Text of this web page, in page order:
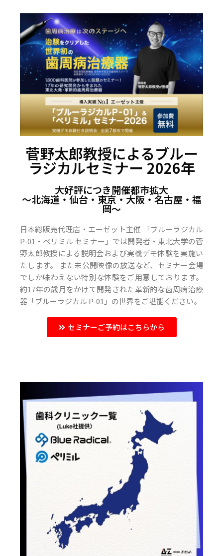
菅野太郎教授によるブルー
ラジカルセミナー 2026年
大好評につき開催都市拡大
〜北海道・仙台・東京・大阪・名古屋・福
岡〜
日本総販売代理店・エーゼット主催 「ブルーラジカル
P-01・ペリミル セミナー」では開発者・東北大学の菅
野太郎教授による説明会および実機デモ体験を実施い
たします。 また未公開映像の放送など、セミナー会場
でしか味わえない特別な体験をご用意しております。
約17年の歳月をかけて開発された革新的な歯周病治療
器「ブルーラジカル P-01」の世界をご堪能ください。
セミナーご予約はこちらから